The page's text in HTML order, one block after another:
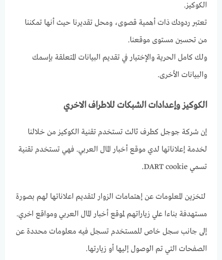
الكوكيز.
تعتبر ردودك ذات أهمية قصوى، ومحل تقديرنا حيث أنها تمكننا
من تحسين مستوى موقعنا.
ولك كامل الحرية والإختيار في تقديم البيانات المتعلقة بإسمك
والبيانات الأخرى.
الكوكيز وإعدادات الشبكات للاطراف الاخري
إن شركة جوجل كطرف ثالث تستخدم تقنية الكوكيز من خلالنا
لخدمة إعلاناتها لدي موقع أخبار المال العربي. فهي تستخدم تقنية
تسمي DART cookie.
لتخزين المعلومات عن إهتمامات الزوار لتقديم اعلاناتها لهم بصورة
مستهدفة بناءا علي زياراتهم لموقع أخبار المال العربي ومواقع اخري.
إلى جانب سجل خاص للمستخدم تسجل فيه معلومات محددة عن
الصفحات التي تم الوصول إليها أو زيارتها.